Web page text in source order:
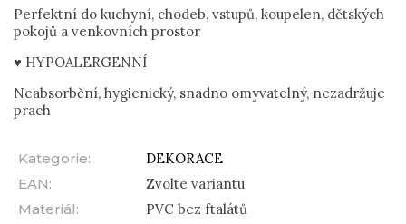
Perfektní do kuchyní, chodeb, vstupů, koupelen, dětských
pokojů a venkovních prostor
♥ HYPOALERGENNÍ
Neabsorbční, hygienický, snadno omyvatelný, nezadržuje
prach
Kategorie:
DEKORACE
EAN:
Zvolte variantu
Materiál: PVC bez ftalátů